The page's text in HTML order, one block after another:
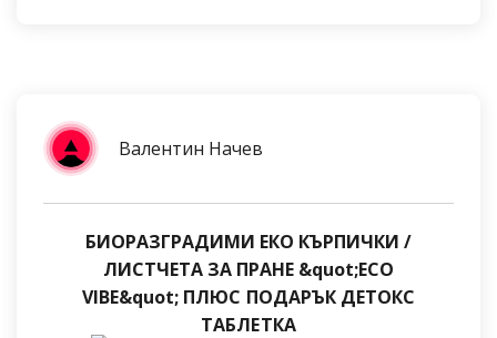
Валентин Начев
БИОРАЗГРАДИМИ ЕКО КЪРПИЧКИ /
ЛИСТЧЕТА ЗА ПРАНЕ &quot;ECO
VIBE&quot; ПЛЮС ПОДАРЪК ДЕТОКС
ТАБЛЕТКА